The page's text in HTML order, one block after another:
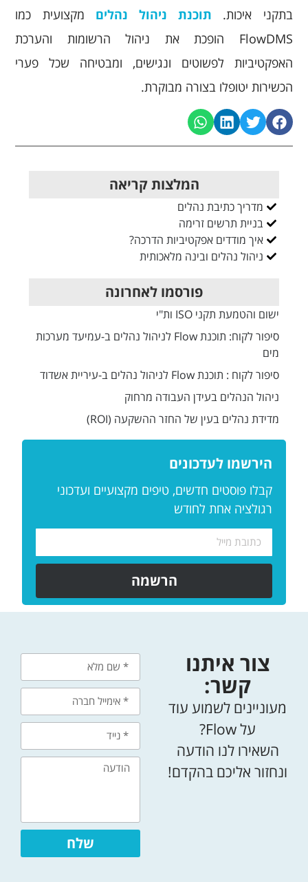
בתקני איכות. תוכנת ניהול נהלים מקצועית כמו
FlowDMS הופכת את ניהול הרשומות והערכת
האפקטיביות לפשוטים ונגישים, ומבטיחה שכל פערי
הכשירות יטופלו בצורה מבוקרת.
המלצות קריאה
מדריך כתיבת נהלים
בניית תרשים זרימה
איך מודדים אפקטיביות הדרכה?
ניהול נהלים ובינה מלאכותית
פורסמו לאחרונה
ישום והטמעת תקני ISO ות"י
סיפור לקוח: תוכנת Flow לניהול נהלים ב-עמיעד מערכות
מים
סיפור לקוח : תוכנת Flow לניהול נהלים ב-עיריית אשדוד
ניהול הנהלים בעידן העבודה מרחוק
מדידת נהלים בעין של החזר ההשקעה (ROI)
הירשמו לעדכונים
קבלו פוסטים חדשים, טיפים מקצועיים ועדכוני
רגולציה אחת לחודש
הרשמה
צור איתנו
קשר:
מעוניינים לשמוע עוד
על Flow?
השאירו לנו הודעה
ונחזור אליכם בהקדם!
שלח